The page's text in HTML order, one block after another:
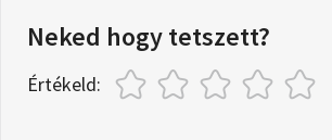
Neked hogy tetszett?
Értékeld: